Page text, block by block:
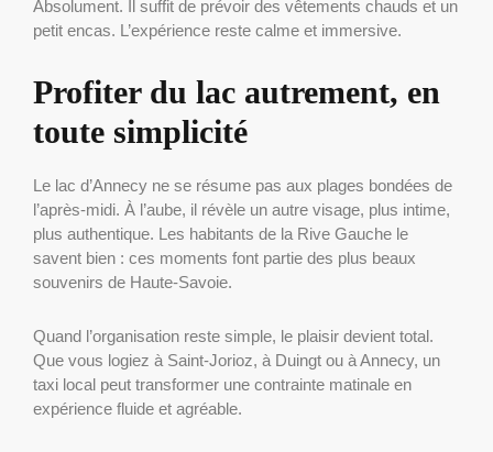
Absolument. Il suffit de prévoir des vêtements chauds et un
petit encas. L’expérience reste calme et immersive.
Profiter du lac autrement, en
toute simplicité
Le lac d’Annecy ne se résume pas aux plages bondées de
l’après-midi. À l’aube, il révèle un autre visage, plus intime,
plus authentique. Les habitants de la Rive Gauche le
savent bien : ces moments font partie des plus beaux
souvenirs de Haute-Savoie.
Quand l’organisation reste simple, le plaisir devient total.
Que vous logiez à Saint-Jorioz, à Duingt ou à Annecy, un
taxi local peut transformer une contrainte matinale en
expérience fluide et agréable.